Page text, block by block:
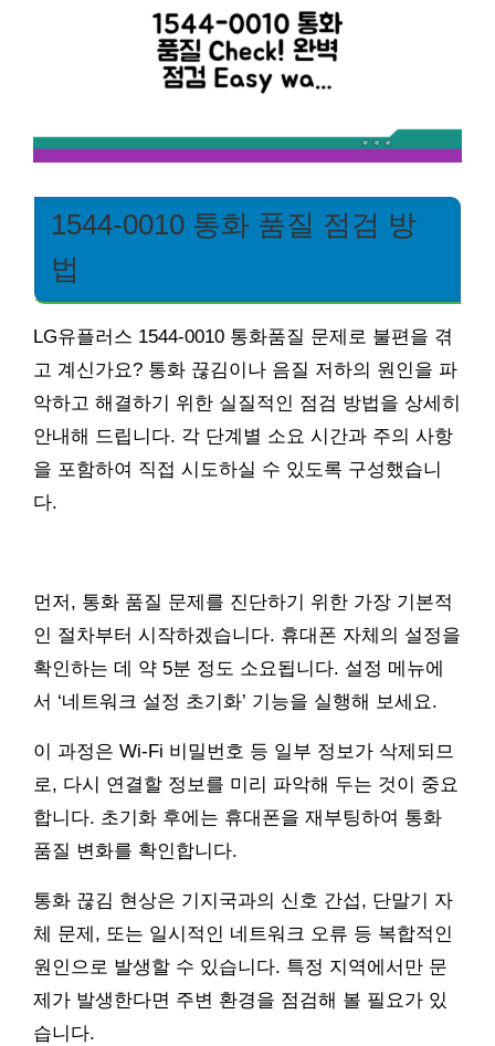
1544-0010 통화 품질 점검 방
법
LG유플러스 1544-0010 통화품질 문제로 불편을 겪
고 계신가요? 통화 끊김이나 음질 저하의 원인을 파
악하고 해결하기 위한 실질적인 점검 방법을 상세히
안내해 드립니다. 각 단계별 소요 시간과 주의 사항
을 포함하여 직접 시도하실 수 있도록 구성했습니
다.
먼저, 통화 품질 문제를 진단하기 위한 가장 기본적
인 절차부터 시작하겠습니다. 휴대폰 자체의 설정을
확인하는 데 약 5분 정도 소요됩니다. 설정 메뉴에
서 ‘네트워크 설정 초기화’ 기능을 실행해 보세요.
이 과정은 Wi-Fi 비밀번호 등 일부 정보가 삭제되므
로, 다시 연결할 정보를 미리 파악해 두는 것이 중요
합니다. 초기화 후에는 휴대폰을 재부팅하여 통화
품질 변화를 확인합니다.
통화 끊김 현상은 기지국과의 신호 간섭, 단말기 자
체 문제, 또는 일시적인 네트워크 오류 등 복합적인
원인으로 발생할 수 있습니다. 특정 지역에서만 문
제가 발생한다면 주변 환경을 점검해 볼 필요가 있
습니다.